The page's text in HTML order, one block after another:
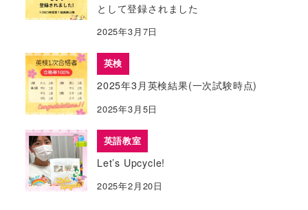
として登録されました
2025年3月7日
英検
2025年3月英検結果(一次試験時点)
2025年3月5日
英語教室
Let’s Upcycle!
2025年2月20日